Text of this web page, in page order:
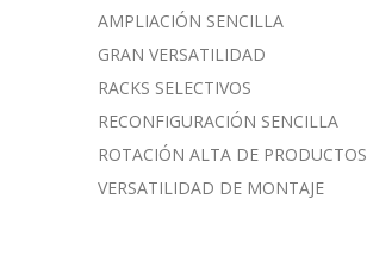
AMPLIACIÓN SENCILLA
GRAN VERSATILIDAD
RACKS SELECTIVOS
RECONFIGURACIÓN SENCILLA
ROTACIÓN ALTA DE PRODUCTOS
VERSATILIDAD DE MONTAJE